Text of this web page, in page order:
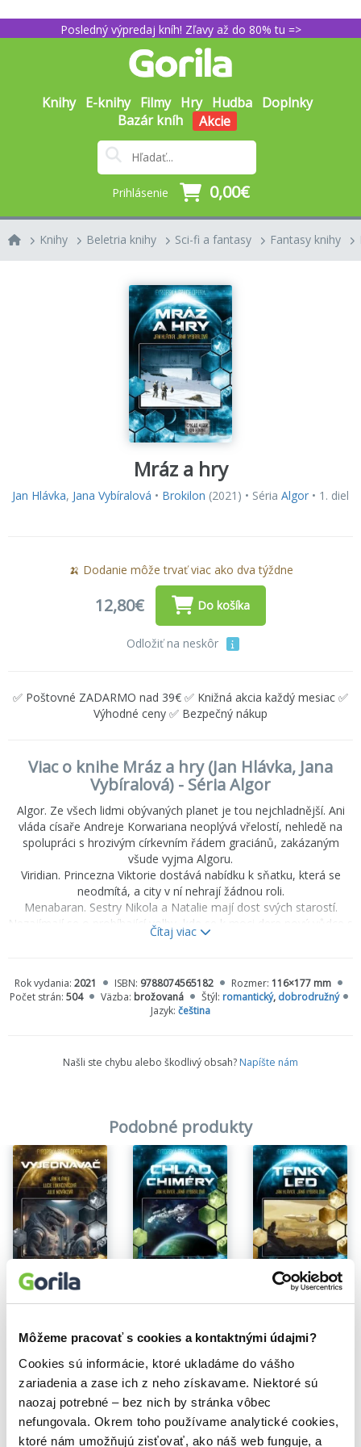
Môžeme pracovať s cookies a kontaktnými údajmi?
Cookies sú informácie, ktoré ukladáme do vášho
zariadenia a zase ich z neho získavame. Niektoré sú
naozaj potrebné – bez nich by stránka vôbec
nefungovala. Okrem toho používame analytické cookies,
ktoré nám umožňujú zisťovať, ako náš web funguje, a
Posledný výpredaj kníh! Zľavy až do 80% tu =>
Knihy E-knihy Filmy Hry Hudba Doplnky
Bazár kníh
Akcie
Prihlásenie 0,00€
Knihy Beletria knihy Sci-fi a fantasy Fantasy knihy
Mráz a hry
Jan Hlávka, Jana Vybíralová • Brokilon (2021) • Séria Algor • 1. diel
🍌 Dodanie môže trvať viac ako dva týždne
12,80€ Do košíka
Odložiť na neskôr
✅ Poštovné ZADARMO nad 39€ ✅ Knižná akcia každý mesiac ✅
Výhodné ceny ✅ Bezpečný nákup
Viac o knihe Mráz a hry (Jan Hlávka, Jana
Vybíralová) - Séria Algor
Algor. Ze všech lidmi obývaných planet je tou nejchladnější. Ani
vláda císaře Andreje Korwariana neoplývá vřelostí, nehledě na
spolupráci s hrozivým církevním řádem graciánů, zakázaným
všude vyjma Algoru.
Viridian. Princezna Viktorie dostává nabídku k sňatku, která se
neodmítá, a city v ní nehrají žádnou roli.
Menabaran. Sestry Nikola a Natalie mají dost svých starostí.
Nezajímají se o probíhající volby, kde se k moci dere nový vůdce s
tajnými a přinejmenším pochybnými spojenci. Přesto mu brzy
Vztahy mezi planetami čekají změny. Dotknou se vládců i
obyčejných obyvatel, natož těch neobyčejných. Ale jen málokdo
může čekat změnu k lepšímu.
Čítaj viac
Rok vydania: 2021 ISBN: 9788074565182 Rozmer: 116×177 mm
Počet strán: 504 Väzba: brožovaná Štýl: romantický, dobrodružný
Jazyk: čeština
Našli ste chybu alebo škodlivý obsah? Napíšte nám
Podobné produkty
Na sklade
Vyjednavač
10,90€
Chlad Chiméry
17,60€
Na sklade
Tenký led
17,50€
Vybrané pre teba